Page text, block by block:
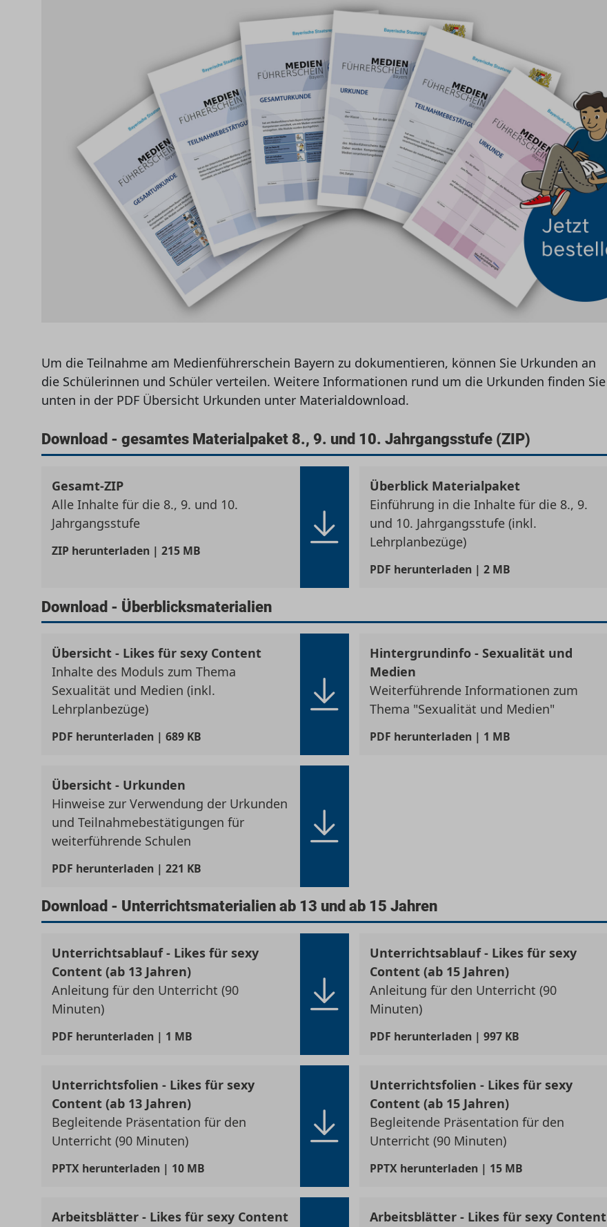
Um die Teilnahme am Medienführerschein Bayern zu dokumentieren, können Sie Urkunden an
die Schülerinnen und Schüler verteilen. Weitere Informationen rund um die Urkunden finden Sie
unten in der PDF Übersicht Urkunden unter Materialdownload.
Download - gesamtes Materialpaket 8., 9. und 10. Jahrgangsstufe (ZIP)
Gesamt-ZIP
Alle Inhalte für die 8., 9. und 10.
Jahrgangsstufe
ZIP herunterladen | 215 MB
Überblick Materialpaket
Einführung in die Inhalte für die 8., 9.
und 10. Jahrgangsstufe (inkl.
Lehrplanbezüge)
PDF herunterladen | 2 MB
Download - Überblicksmaterialien
Übersicht - Likes für sexy Content
Inhalte des Moduls zum Thema
Sexualität und Medien (inkl.
Lehrplanbezüge)
PDF herunterladen | 689 KB
Hintergrundinfo - Sexualität und
Medien
Weiterführende Informationen zum
Thema "Sexualität und Medien"
PDF herunterladen | 1 MB
Übersicht - Urkunden
Hinweise zur Verwendung der Urkunden
und Teilnahmebestätigungen für
weiterführende Schulen
PDF herunterladen | 221 KB
Download - Unterrichtsmaterialien ab 13 und ab 15 Jahren
Unterrichtsablauf - Likes für sexy
Content (ab 13 Jahren)
Anleitung für den Unterricht (90
Minuten)
PDF herunterladen | 1 MB
Unterrichtsablauf - Likes für sexy
Content (ab 15 Jahren)
Anleitung für den Unterricht (90
Minuten)
PDF herunterladen | 997 KB
Unterrichtsfolien - Likes für sexy
Content (ab 13 Jahren)
Begleitende Präsentation für den
Unterricht (90 Minuten)
PPTXherunterladen | 10 MB
Unterrichtsfolien - Likes für sexy
Content (ab 15 Jahren)
Begleitende Präsentation für den
Unterricht (90 Minuten)
PPTXherunterladen | 15 MB
Arbeitsblätter - Likes für sexy Content
Arbeitsblätter - Likes für sexy Content